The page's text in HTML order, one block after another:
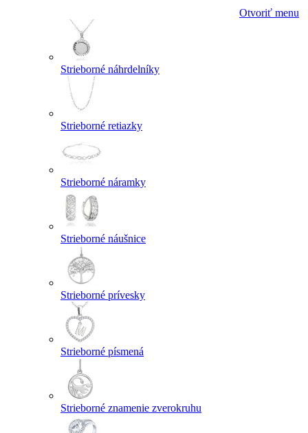
Otvoriť menu
Strieborné náhrdelníky
Strieborné retiazky
Strieborné náramky
Strieborné náušnice
Strieborné prívesky
Strieborné písmená
Strieborné znamenie zverokruhu